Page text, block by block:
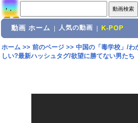
動画 ホーム 人気の動画 K-POP
ホーム>> 前のページ>> 中国の「毒学校」/わ
しい?最新ハッシュタグ/欲望に勝てない男たち